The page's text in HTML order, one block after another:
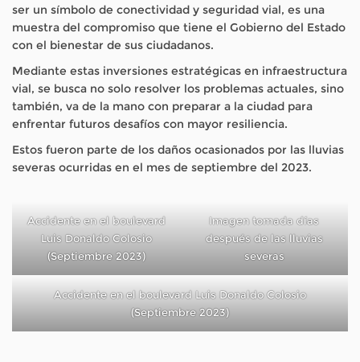
ser un símbolo de conectividad y seguridad vial, es una
muestra del compromiso que tiene el Gobierno del Estado
con el bienestar de sus ciudadanos.
Mediante estas inversiones estratégicas en infraestructura
vial, se busca no solo resolver los problemas actuales, sino
también, va de la mano con preparar a la ciudad para
enfrentar futuros desafíos con mayor resiliencia.
Estos fueron parte de los daños ocasionados por las lluvias
severas ocurridas en el mes de septiembre del 2023.
Accidente en el boulevard
Luis Donaldo Colosio
(Septiembre 2023)
Imagen tomada días
después de las lluvias
severas
Accidente en el boulevard Luis Donaldo Colosio
(Septiembre 2023)